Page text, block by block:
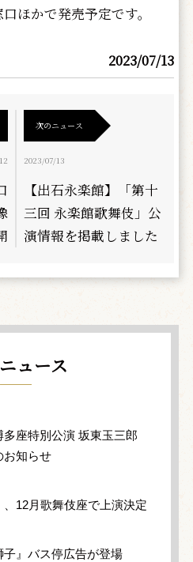
ほかで発売予定です。
2023/07/13
次のニュース
2023/07/13
【出石永楽館】「第十
三回 永楽館歌舞伎」公
演情報を掲載しました
ュース
多座特別公演 坂東玉三郎
お知らせ
、12月歌舞伎座で上演決定
』バス停広告が登場